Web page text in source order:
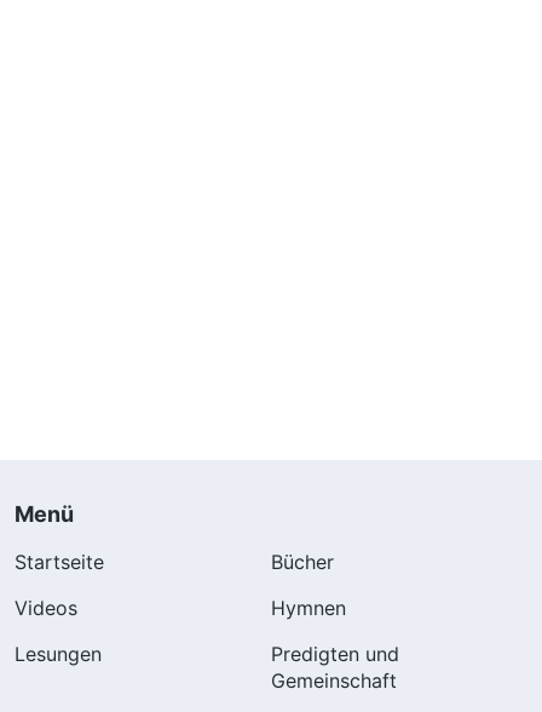
Menü
Startseite
Bücher
Videos
Hymnen
Lesungen
Predigten und
Gemeinschaft